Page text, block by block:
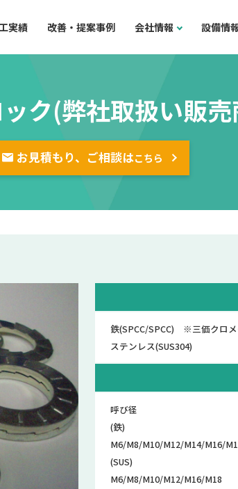
実績 改善・提案事例 会社情報 設備情
ク(弊社取扱い販
お見積もり、ご相談はこちら
鉄(SPCC/SPCC) ※三価クロ
ステンレス(SUS304)
呼び径
(鉄)
M6/M8/M10/M12/M14/M16/
(SUS)
M6/M8/M10/M12/M16/M18